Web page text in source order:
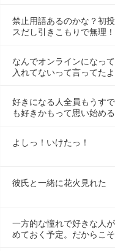
禁止用語あるのかな？初
スだし引きこもりで無理
なんでオンラインになっ
入れてないって言ってた
好きになる人全員もうす
も好きかもって思い始め
よしっ！いけたっ！
彼氏と一緒に花火見れた
一方的な憧れで好きな人
めておく予定。だからこ